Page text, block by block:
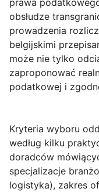
prawa
obsłudze
prowadzenia
belgijskimi
może nie tylko
zaproponować
podatkowej i
Kryteria wyboru
według kilku
doradców
specjalizacje
logistyka), zakres